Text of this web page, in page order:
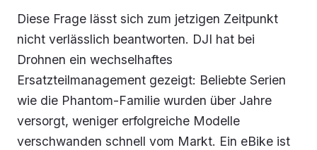
Diese Frage lässt sich zum jetzigen Zeitpunkt
nicht verlässlich beantworten. DJI hat bei
Drohnen ein wechselhaftes
Ersatzteilmanagement gezeigt: Beliebte Serien
wie die Phantom-Familie wurden über Jahre
versorgt, weniger erfolgreiche Modelle
verschwanden schnell vom Markt. Ein eBike ist